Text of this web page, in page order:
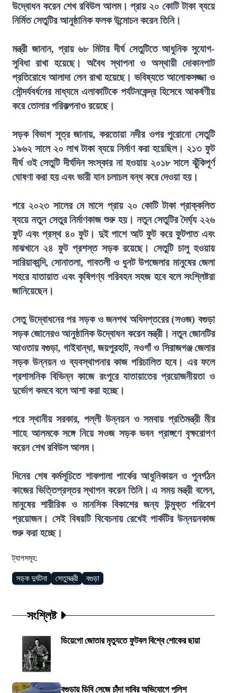
উদ্বোধন করেন শেখ রবিউল আলম। প্রায় ২০ কোটি টাকা ব্যয়ে
নির্মিত সেতুটির আনুষ্ঠানিক ফলক উন্মোচন করেন তিনি।
মন্ত্রী জানান, প্রায় ৬৮ মিটার দীর্ঘ সেতুটিতে আধুনিক সুযোগ-
সুবিধা রাখা হয়েছে। অবৈধ স্থাপনা ও অস্থায়ী দোকানপাট
প্রতিরোধে আলাদা লেন রাখা হয়েছে। ভবিষ্যতে আলোকসজ্জা ও
সৌন্দর্যবর্ধনের মাধ্যমে এলাকাটিকে পর্যটনকেন্দ্র হিসেবে আকর্ষণীয়
করে তোলার পরিকল্পনাও রয়েছে।
সড়ক বিভাগ সূত্র জানায়, করতোয়া নদীর ওপর পুরোনো সেতুটি
১৯৬২ সালে ২০ লাখ টাকা ব্যয়ে নির্মাণ করা হয়েছিল। ২১৩ ফুট
দীর্ঘ ওই সেতুটি দীর্ঘদিন সংস্কার না হওয়ায় ২০১৮ সালে ঝুঁকিপূর্ণ
ঘোষণা করা হয় এবং ভারী যান চলাচল বন্ধ করে দেওয়া হয়।
পরে ২০২৩ সালের মে মাসে প্রায় ২০ কোটি টাকা প্রাক্কলিত
ব্যয়ে নতুন সেতুর নির্মাণকাজ শুরু হয়। নতুন সেতুটির দৈর্ঘ্য ২২৬
ফুট এবং প্রস্থ ৪০ ফুট। দুই পাশে আট ফুট করে ফুটপাত এবং
মাঝখানে ২৪ ফুট প্রশস্ত সড়ক রয়েছে। সেতুটি চালু হওয়ায়
সারিয়াকান্দি, সোনাতলা, গাবতলী ও ধুনট উপজেলার মানুষের জেলা
শহরে যাতায়াত এবং কৃষিপণ্য পরিবহন সহজ হবে বলে সংশ্লিষ্টরা
জানিয়েছেন।
সেতু উদ্বোধনের পর সড়ক ও জনপথ অধিদপ্তরের (সওজ) বগুড়া
সড়ক জোনেরও আনুষ্ঠানিক উদ্বোধন করেন মন্ত্রী। নতুন জোনটির
আওতায় বগুড়া, গাইবান্ধা, জয়পুরহাট, নওগাঁ ও সিরাজগঞ্জ জেলার
সড়ক উন্নয়ন ও ব্যবস্থাপনার কাজ পরিচালিত হবে। এর ফলে
প্রশাসনিক বিভিন্ন কাজে রংপুরে যাতায়াতের প্রয়োজনীয়তা ও
দুর্ভোগ কমবে বলে আশা করা হচ্ছে।
পরে স্থানীয় সরকার, পল্লী উন্নয়ন ও সমবায় প্রতিমন্ত্রী মীর
শাহে আলমকে সঙ্গে নিয়ে সওজ সড়ক ভবন প্রাঙ্গণে বৃক্ষরোপণ
করেন শেখ রবিউল আলম।
দিনের শেষ কর্মসূচিতে শাকপালা পার্কের আধুনিকায়ন ও পুনর্গঠন
কাজের ভিত্তিপ্রস্তর স্থাপন করেন তিনি। এ সময় মন্ত্রী বলেন,
মানুষের শারীরিক ও মানসিক বিকাশের জন্য উন্মুক্ত পরিবেশ
প্রয়োজন। সেই বিষয়টি বিবেচনায় রেখেই পার্কটির উন্নয়নকাজ
শুরু করা হচ্ছে।
ট্যাগসমূহ:
সড়ক দুর্ঘটনা সেতুমন্ত্রী বগুড়া
সংশ্লিষ্ট
ডিয়েগো জোতার মৃত্যুতে ফুটবল বিশ্বে শোকের ছায়া
বগুড়ায় ডিবি সেজে চাঁদা দাবির অভিযোগে পুলিশ